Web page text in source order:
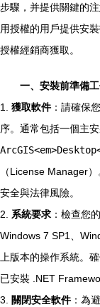
步驟，并提供關鍵的
用授權的用戶提供安
授權經銷商獲取。
一、安裝前準備
1. 獲取軟件：請確保
序。通常包括一個主
（License Manager
安全與法律風險。
2. 系統要求 ：檢查您
Windows 7 SP1、
上版本的操作系統。
已安裝 .NET
3. 關閉安全軟件：為